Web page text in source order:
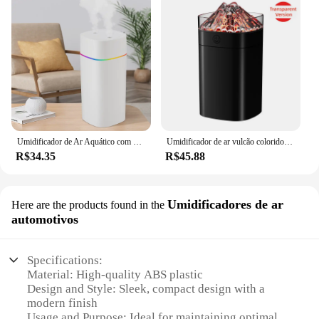
Umidificador de Ar Aquático com Plugue USB, Difusor de Aroma, Névoa Fria, Quarto, Casa, Carro, Plantas, Purificador, Nevoeiro, Spray a Vapor, 600ml
R$34.35
Umidificador de ar vulcão colorido aroma difusor de óleo essencial para casa carro ultra sônico mudo névoa criador difusor led lâmpada colorida
R$45.88
Here are the products found in the Umidificadores de ar
automotivos
Specifications:
Material: High-quality ABS plastic
Design and Style: Sleek, compact design with a
modern finish